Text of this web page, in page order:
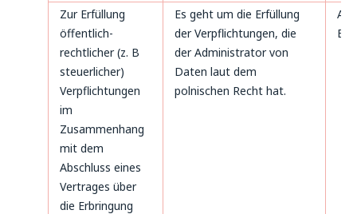
Zur Erfüllung
öffentlich-
rechtlicher (z. B
steuerlicher)
Verpflichtungen
im
Zusammenhang
mit dem
Abschluss eines
Vertrages über
die Erbringung
Es geht um die Erfüllung
der Verpflichtungen, die
der Administrator von
Daten laut dem
polnischen Recht hat.
B.